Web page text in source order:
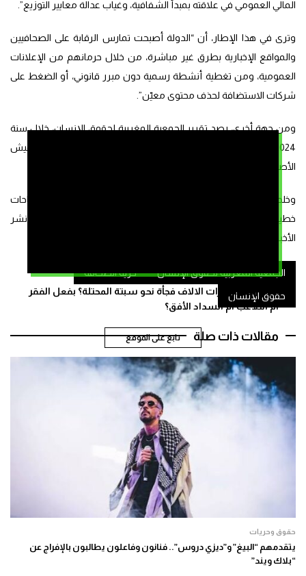
كيف زحف عشرات الالاف فجأة نحو سبتة المحتلة؟ بفعل الفقر
أم التلاعب أم انسداد الأفق؟
تابع على الموقع
المالي العمومي في علاقته بمبدأ الشفافية، وغياب عدالة معايير التوزيع”.
وترى في هذا الإطار، أن “الدولة أصبحت تمارس الرقابة على الصحافيين
والمواقع الإخبارية بطرق غير مباشرة، من خلال حرمانهم من الإعلانات
العمومية، ومن تغطية أنشطة رسمية دون مبرر قانوني، أو الضغط على
شركات الاستضافة لحذف محتوى معيّن”.
ومن جهة أخرى، رصد تقرير الجمعية المغربية لحقوق الإنسان، خلال سنة
2024، استمرار هيمنة الخطاب الرسمي على القنوات العمومية، وتهميش
الأصوات المعارضة، وتغييب القضايا الحقوقية والاجتماعية الحقيقية”.
وخلصت الوثيقة إلى أن واقع الممارسة الإعلامية أظهر استمرار انزياحات
خطيرة عن أخلاقيات المهنة، سواء من حيث التشهير أو التحريض أو نشر
الأخبار الزائفة أو انتهاك الحياة الخاصة.
الجمعية المغربية لحقوق الإنسان حرية الصحافة
حقوق الإنسان
مقالات ذات صلة
حقوق وحريات
يتقدمهم “البيغ” و”ديزي دروس”.. فنانون وفاعلون يطالبون بالإفراج عن
“بلاك ويند”